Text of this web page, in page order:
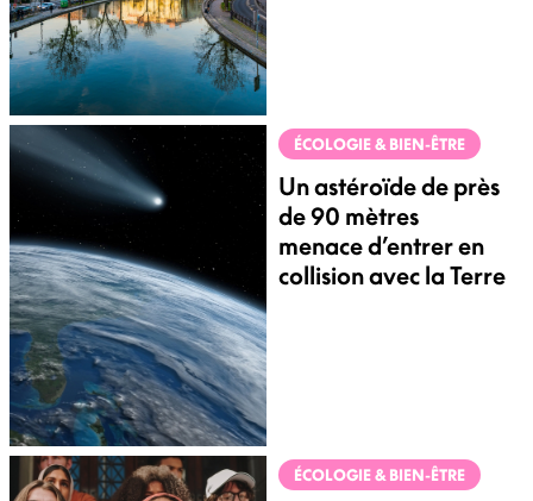
ÉCOLOGIE & BIEN-ÊTRE
Un astéroïde de près
de 90 mètres
menace d’entrer en
collision avec la Terre
ÉCOLOGIE & BIEN-ÊTRE